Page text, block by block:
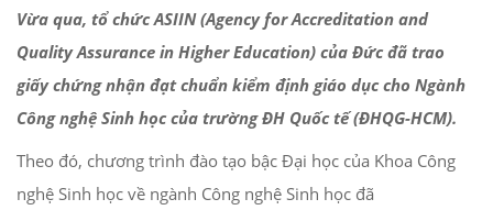
Vừa qua, tổ chức ASIIN (Agency for Accreditation and
Quality Assurance in Higher Education) của Đức đã trao
giấy chứng nhận đạt chuẩn kiểm định giáo dục cho Ngành
Công nghệ Sinh học của trường ĐH Quốc tế (ĐHQG-HCM).
Theo đó, chương trình đào tạo bậc Đại học của Khoa Công
nghệ Sinh học về ngành Công nghệ Sinh học đã